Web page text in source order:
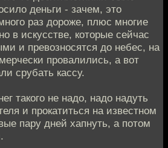
деньги - зачем, это
раз дороже, плюс многие
в искусстве, которые сейчас
и превозносятся до небес, на
провалились, а вот
срубать кассу.
такого не надо, надо надуть
и прокатиться на известном
пару дней хапнуть, а потом